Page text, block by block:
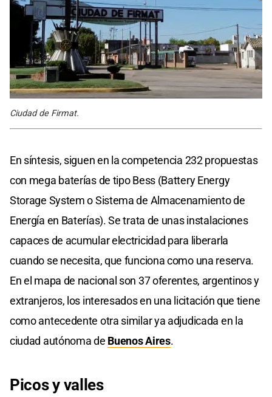
Ciudad de Firmat.
En síntesis, siguen en la competencia 232 propuestas
con mega baterías de tipo Bess (Battery Energy
Storage System o Sistema de Almacenamiento de
Energía en Baterías). Se trata de unas instalaciones
capaces de acumular electricidad para liberarla
cuando se necesita, que funciona como una reserva.
En el mapa de nacional son 37 oferentes, argentinos y
extranjeros, los interesados en una licitación que tiene
como antecedente otra similar ya adjudicada en la
ciudad autónoma de Buenos Aires.
Picos y valles